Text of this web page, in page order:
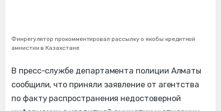
Финрегулятор прокомментировал рассылку о якобы кредитной
амнистии в Казахстане
В пресс-службе департамента полиции Алматы
сообщили, что приняли заявление от агентства
по факту распространения недостоверной